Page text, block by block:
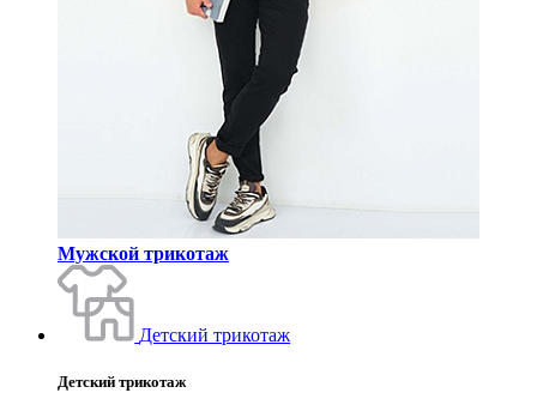
Мужской трикотаж
Детский трикотаж
Детский трикотаж